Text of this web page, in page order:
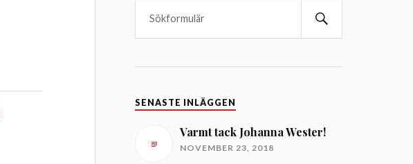
SENASTE INLÄGGEN
Varmt tack Johanna Wester!
NOVEMBER 23, 2018